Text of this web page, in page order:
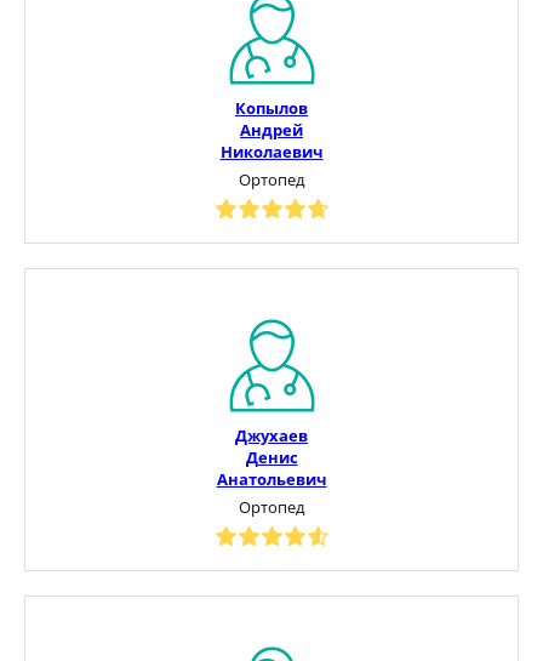
Копылов
Андрей
Николаевич
Ортопед
Джухаев
Денис
Анатольевич
Ортопед